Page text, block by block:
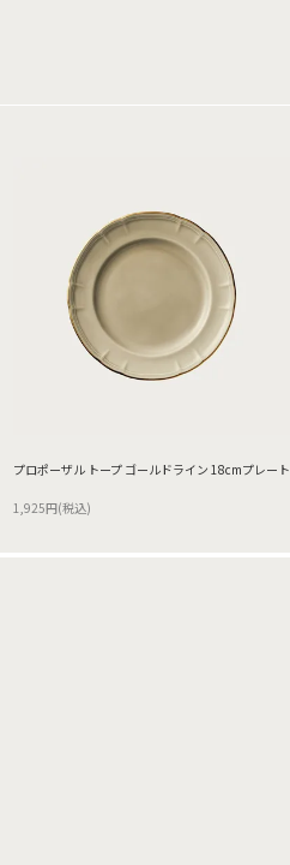
プロポーザル トープ ゴールドライン 18cmプレート
1,925円(税込)